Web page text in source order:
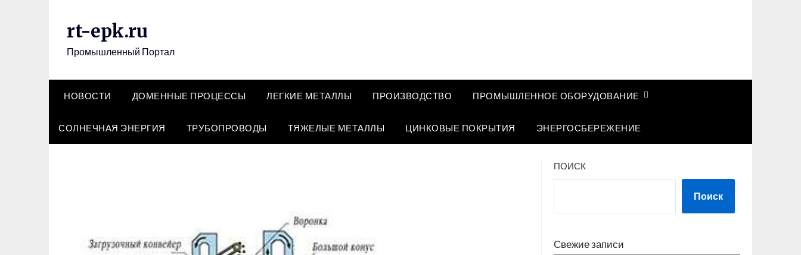
rt-epk.ru
Промышленный Портал
НОВОСТИ ДОМЕННЫЕ ПРОЦЕССЫ ЛЕГКИЕ МЕТАЛЛЫ ПРОИЗВОДСТВО ПРОМЫШЛЕННОЕ ОБОРУДОВАНИЕ
СОЛНЕЧНАЯ ЭНЕРГИЯ ТРУБОПРОВОДЫ ТЯЖЕЛЫЕ МЕТАЛЛЫ ЦИНКОВЫЕ ПОКРЫТИЯ ЭНЕРГОСБЕРЕЖЕНИЕ
ПОИСК
Поиск
Свежие записи